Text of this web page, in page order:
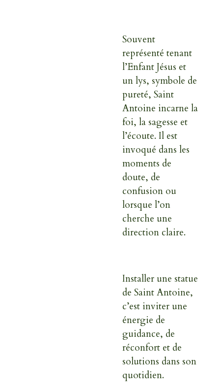
Souvent
représenté tenant
l’Enfant Jésus et
un lys, symbole de
pureté, Saint
Antoine incarne la
foi, la sagesse et
l’écoute. Il est
invoqué dans les
moments de
doute, de
confusion ou
lorsque l’on
cherche une
direction claire.
Installer une statue
de Saint Antoine,
c’est inviter une
énergie de
guidance, de
réconfort et de
solutions dans son
quotidien.